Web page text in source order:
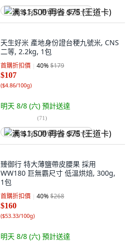
满 $1,500 再省 $75 (王道卡)
天生好米 產地身份證台稉九號米, CNS
二等, 2.2kg, 1包
首購折扣價 40%$179
$107
($4.86/100g)
明天 8/8 (六) 預計送達
(71)
满 $1,500 再省 $75 (王道卡)
臻御行 特大薄鹽帶皮腰果 採用
WW180 巨無霸尺寸 低溫烘焙, 300g,
1包
首購折扣價 40%$268
$160
($53.33/100g)
明天 8/8 (六) 預計送達